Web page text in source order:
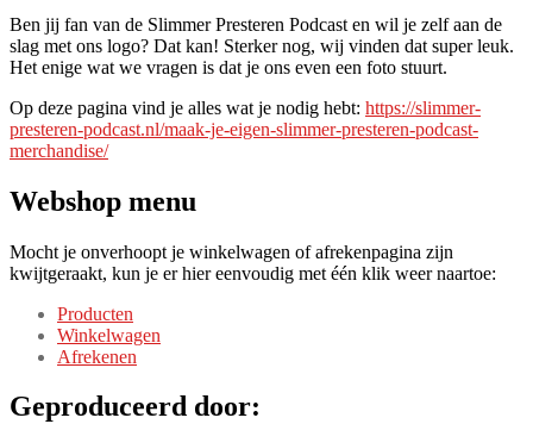
Ben jij fan van de Slimmer Presteren Podcast en wil je zelf aan de
slag met ons logo? Dat kan! Sterker nog, wij vinden dat super leuk.
Het enige wat we vragen is dat je ons even een foto stuurt.
Op deze pagina vind je alles wat je nodig hebt: https://slimmer-
presteren-podcast.nl/maak-je-eigen-slimmer-presteren-podcast-
merchandise/
Webshop menu
Mocht je onverhoopt je winkelwagen of afrekenpagina zijn
kwijtgeraakt, kun je er hier eenvoudig met één klik weer naartoe:
Producten
Winkelwagen
Afrekenen
Geproduceerd door: